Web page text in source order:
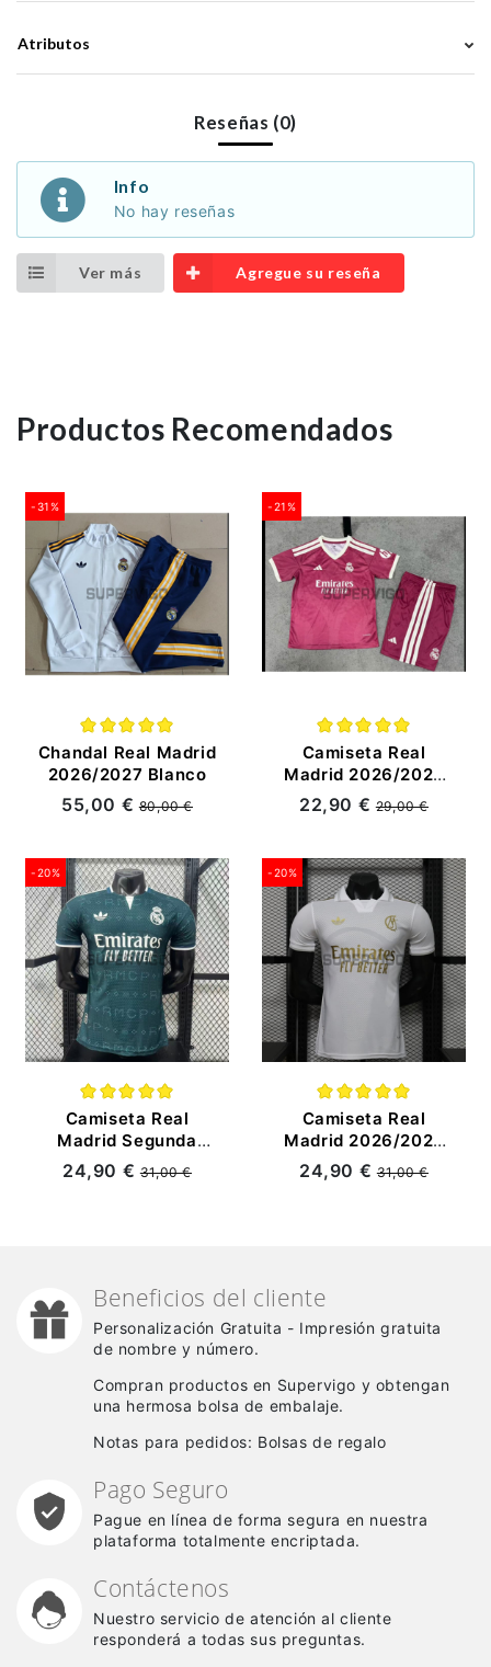
Atributos
Reseñas (0)
Info
No hay reseñas
Ver más Agregue su reseña
Productos Recomendados
-31%
Chandal Real Madrid
2026/2027 Blanco
55,00 €80,00 €
-21%
Camiseta Real
Madrid 2026/2027
Rojo Niño Kit con
Parche HP
22,90 €29,00 €
-20%
Camiseta Real
Madrid Segunda
Equipación
2026/2027 Verde
24,90 €31,00 €
-20%
Camiseta Real
Madrid 2026/2027
Edición Especial
Blanco con Parche
24,90 €31,00 €
Beneficios del cliente
Personalización Gratuita - Impresión gratuita
de nombre y número.
Compran productos en Supervigo y obtengan
una hermosa bolsa de embalaje.
Notas para pedidos: Bolsas de regalo
Pago Seguro
Pague en línea de forma segura en nuestra
plataforma totalmente encriptada.
Contáctenos
Nuestro servicio de atención al cliente
responderá a todas sus preguntas.